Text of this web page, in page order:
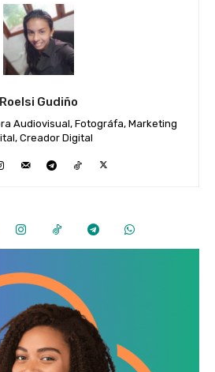
Roelsi Gudiño
Audiovisual, Fotográfa, Marketing
Creador Digital